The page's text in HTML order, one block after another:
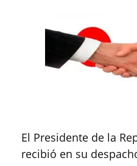
El Presidente de la
recibió en su